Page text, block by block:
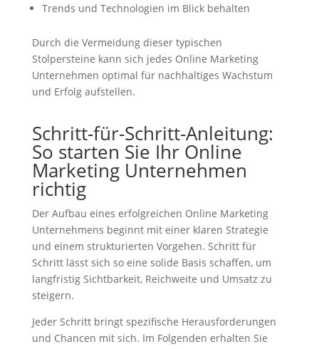
Trends und Technologien im Blick behalten
Durch die Vermeidung dieser typischen
Stolpersteine kann sich jedes Online Marketing
Unternehmen optimal für nachhaltiges Wachstum
und Erfolg aufstellen.
Schritt-für-Schritt-Anleitung:
So starten Sie Ihr Online
Marketing Unternehmen
richtig
Der Aufbau eines erfolgreichen Online Marketing
Unternehmens beginnt mit einer klaren Strategie
und einem strukturierten Vorgehen. Schritt für
Schritt lässt sich so eine solide Basis schaffen, um
langfristig Sichtbarkeit, Reichweite und Umsatz zu
steigern.
Jeder Schritt bringt spezifische Herausforderungen
und Chancen mit sich. Im Folgenden erhalten Sie